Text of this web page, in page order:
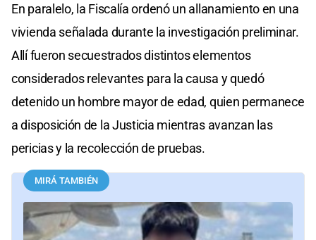
En paralelo, la Fiscalía ordenó un allanamiento en una
vivienda señalada durante la investigación preliminar.
Allí fueron secuestrados distintos elementos
considerados relevantes para la causa y quedó
detenido un hombre mayor de edad, quien permanece
a disposición de la Justicia mientras avanzan las
pericias y la recolección de pruebas.
MIRÁ TAMBIÉN